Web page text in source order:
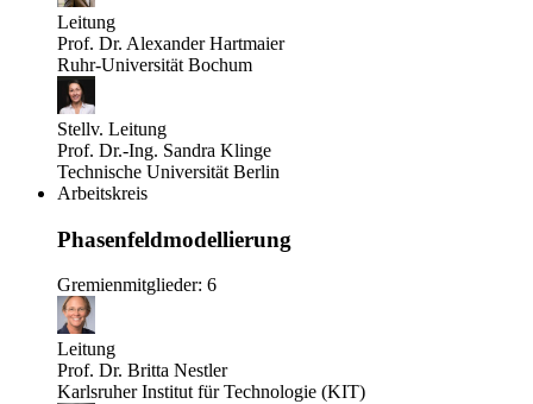
Leitung
Prof. Dr. Alexander Hartmaier
Ruhr-Universität Bochum
Stellv. Leitung
Prof. Dr.-Ing. Sandra Klinge
Technische Universität Berlin
Arbeitskreis
Phasenfeldmodellierung
Gremienmitglieder: 6
Leitung
Prof. Dr. Britta Nestler
Karlsruher Institut für Technologie (KIT)